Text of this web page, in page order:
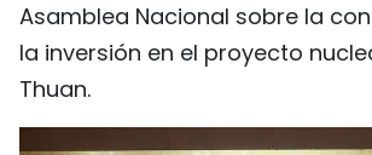
Asamblea Nacional sobre la
la inversión en el proyecto
Thuan.